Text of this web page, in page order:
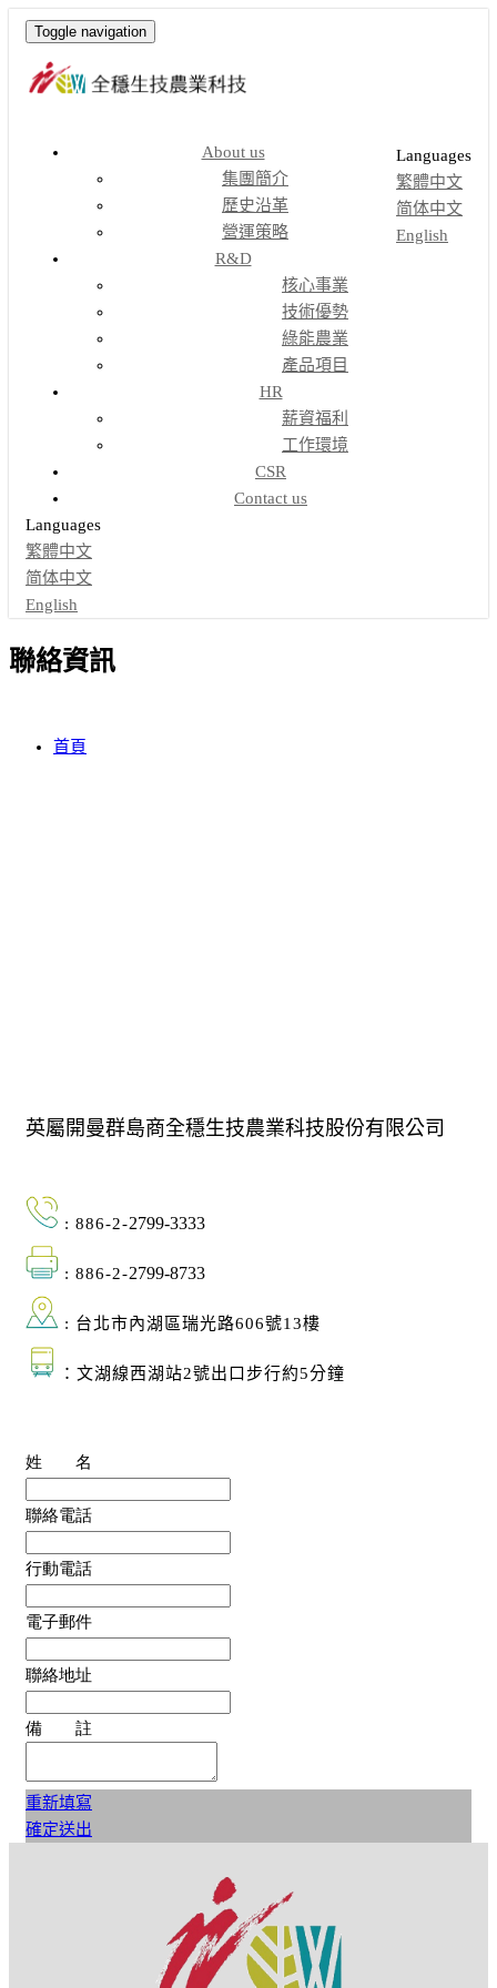
Toggle navigation
Languages
繁體中文
简体中文
English
About us
集團簡介
歷史沿革
營運策略
R&D
核心事業
技術優勢
綠能農業
產品項目
HR
薪資福利
工作環境
CSR
Contact us
Languages
繁體中文
简体中文
English
聯絡資訊
首頁
英屬開曼群島商全穩生技農業科技股份有限公司
: 886-2-2799-3333
: 886-2-2799-8733
: 台北市內湖區瑞光路606號13樓
：文湖線西湖站2號出口步行約5分鐘
姓 名
聯絡電話
行動電話
電子郵件
聯絡地址
備 註
重新填寫
確定送出